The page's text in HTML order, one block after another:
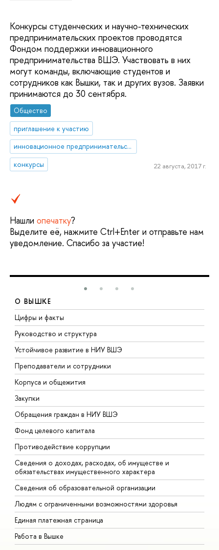
Конкурсы студенческих и научно-технических
предпринимательских проектов проводятся
Фондом поддержки инновационного
предпринимательства ВШЭ. Участвовать в них
могут команды, включающие студентов и
сотрудников как Вышки, так и других вузов. Заявки
принимаются до 30 сентября.
Общество
приглашение к участию
инновационное предпринимательство
конкурсы
22 августа, 2017 г.
Нашли опечатку?
Выделите её, нажмите Ctrl+Enter и отправьте нам
уведомление. Спасибо за участие!
О ВЫШКЕ
Цифры и факты
Руководство и структура
Устойчивое развитие в НИУ ВШЭ
Преподаватели и сотрудники
Корпуса и общежития
Закупки
Обращения граждан в НИУ ВШЭ
Фонд целевого капитала
Противодействие коррупции
Сведения о доходах, расходах, об имуществе и
обязательствах имущественного характера
Сведения об образовательной организации
Людям с ограниченными возможностями здоровья
Единая платежная страница
Работа в Вышке